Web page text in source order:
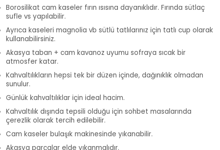
Borosilikat cam kaseler fırın ısısına dayanıklıdır. Fırında sütlaç
sufle vs yapılabilir.
Ayrıca kaseleri magnolia vb sütlü tatlılarınız için tatlı cup olarak
kullanabilirsiniz.
Akasya taban + cam kavanoz uyumu sofraya sıcak bir
atmosfer katar.
Kahvaltılıkların hepsi tek bir düzen içinde, dağınıklık olmadan
sunulur.
Günlük kahvaltılıklar için ideal hacim.
Kahvaltılık dışında tepsili olduğu için sohbet masalarında
çerezlik olarak tercih edilebilir.
Cam kaseler bulaşık makinesinde yıkanabilir.
Akasya parçalar elde yıkanmalıdır.